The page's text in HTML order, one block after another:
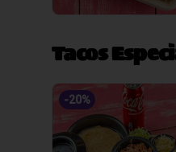
Tacos
-20%